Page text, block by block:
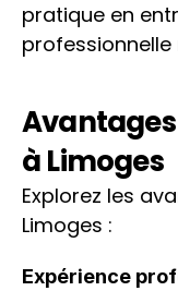
pratique en
professionnelle
Avantages
à Limoges
Explorez les
Limoges :
Expérience